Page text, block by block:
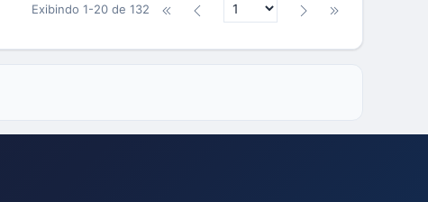
Exibindo 1-20 de 132